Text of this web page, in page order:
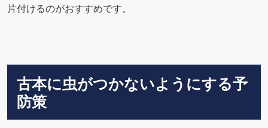
片付けるのがおすすめです。
古本に虫がつかないようにする予
防策